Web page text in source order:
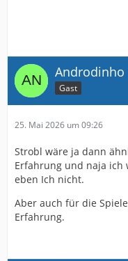
Androdinho
Gast
25. Mai 2026 um 09:26
Strobl wäre ja dann
Erfahrung und naja ich
eben Ich nicht.
Aber auch für die
Erfahrung.